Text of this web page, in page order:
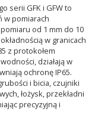
serii GFK i GFW to
w pomiarach
od 1 mm do 10
w granicach
z protokołem
działają w
ochronę IP65.
i bicia, czujniki
łożysk, przekładni
precyzyjną i